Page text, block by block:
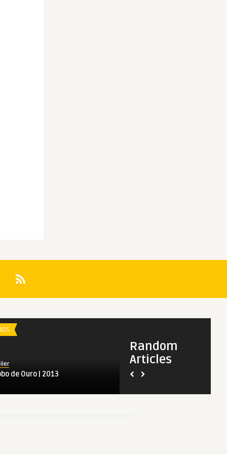
Random
Articles
de Ouro | 2013